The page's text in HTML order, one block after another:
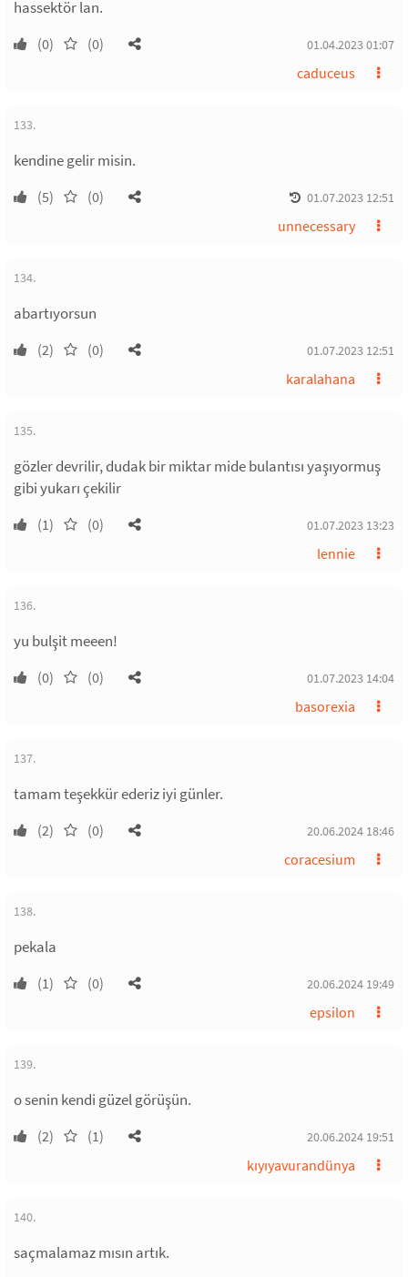
hassektör lan.
(0) (0) 01.04.2023 01:07
caduceus
133.
kendine gelir misin.
(5) (0) 01.07.2023 12:51
unnecessary
134.
abartıyorsun
(2) (0) 01.07.2023 12:51
karalahana
135.
gözler devrilir, dudak bir miktar mide bulantısı yaşıyormuş
gibi yukarı çekilir
(1) (0) 01.07.2023 13:23
lennie
136.
yu bulşit meeen!
(0) (0) 01.07.2023 14:04
basorexia
137.
tamam teşekkür ederiz iyi günler.
(2) (0) 20.06.2024 18:46
coracesium
138.
pekala
(1) (0) 20.06.2024 19:49
epsilon
139.
o senin kendi güzel görüşün.
(2) (1) 20.06.2024 19:51
kıyıyavurandünya
140.
saçmalamaz mısın artık.